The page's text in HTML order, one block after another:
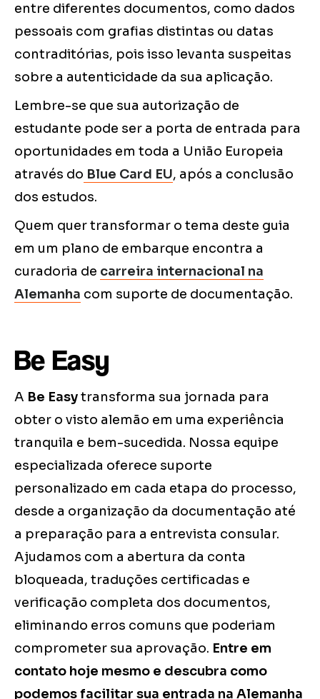
entre diferentes documentos, como dados
pessoais com grafias distintas ou datas
contraditórias, pois isso levanta suspeitas
sobre a autenticidade da sua aplicação.
Lembre-se que sua autorização de
estudante pode ser a porta de entrada para
oportunidades em toda a União Europeia
através do Blue Card EU, após a conclusão
dos estudos.
Quem quer transformar o tema deste guia
em um plano de embarque encontra a
curadoria de carreira internacional na
Alemanha com suporte de documentação.
Be Easy
A Be Easytransforma sua jornada para
obter o visto alemão em uma experiência
tranquila e bem-sucedida. Nossa equipe
especializada oferece suporte
personalizado em cada etapa do processo,
desde a organização da documentação até
a preparação para a entrevista consular.
Ajudamos com a abertura da conta
bloqueada, traduções certificadas e
verificação completa dos documentos,
eliminando erros comuns que poderiam
comprometer sua aprovação. Entre em
contato hoje mesmo e descubra como
podemos facilitar sua entrada na Alemanha